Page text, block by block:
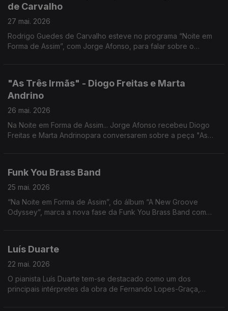
de Carvalho
27 mai. 2026
Rodrigo Guedes de Carvalho esteve no programa “Noite em
Forma de Assim”, com Jorge Afonso, para falar sobre o
"As Três Irmãs" - Diogo Freitas e Marta
Andrino
26 mai. 2026
Na Noite em Forma de Assim... Jorge Afonso recebeu Diogo
Freitas e Marta Andrinopara conversarem sobre a peça "As
Funk You Brass Band
25 mai. 2026
“Na Noite em Forma de Assim”, do álbum “A New Groove
Odyssey”, marca a nova fase da Funk You Brass Band com
Luís Duarte
22 mai. 2026
O pianista Luís Duarte tem-se destacado como um dos
principais intérpretes da obra de Fernando Lopes-Graça,